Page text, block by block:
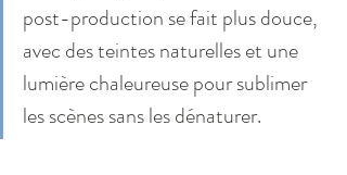
post-production se fait plus douce,
avec des teintes naturelles et une
lumière chaleureuse pour sublimer
les scènes sans les dénaturer.